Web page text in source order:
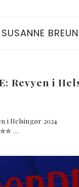
SUSANNE
Revyen i
i Helsingør 2024
…